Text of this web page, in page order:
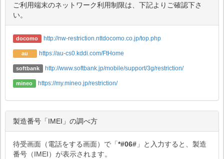
ご利用端末のネットワーク利用制限は、下記よりご確認下さ
い。
docomo http://nw-restriction.nttdocomo.co.jp/top.php
au https://au-cs0.kddi.com/FtHome
softbank http://www.softbank.jp/mobile/support/3g/restriction/
mineo https://my.mineo.jp/restriction/
製造番号「IMEI」の調べ方
待受画面（電話をする画面）で「*#06# 」と入力すると、製造
番号（IMEI）が表示されます。